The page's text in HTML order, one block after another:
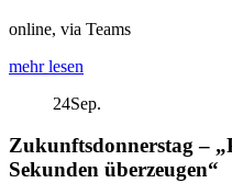
online, via Teams
mehr lesen
24Sep.
Zukunftsdonnerstag –
Sekunden überzeugen“